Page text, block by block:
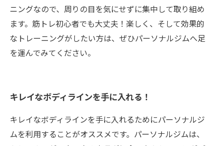
ニングなので、周りの目を気にせずに集中して取り組め
ます。筋トレ初心者でも大丈夫！楽しく、そして効果的
なトレーニングがしたい方は、ぜひパーソナルジムへ足
を運んでみてください。
キレイなボディラインを手に入れる！
キレイなボディラインを手に入れるためにパーソナルジ
ムを利用することがオススメです。パーソナルジムは、